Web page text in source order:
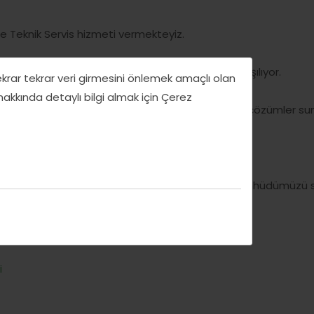
tekrar veri girmesini önlemek amaçlı olan
detaylı bilgi almak için Çerez
Teknik Servis hizmeti vermekteyiz.
her türlü tamirat ve bakım ihtiyacınızı karşılıyor.
cihazlarınıza uzun ömürlü ve güvenilir çözümler
adımda kaliteli ve güvenilir hizmet sunma taahhüdümüzü